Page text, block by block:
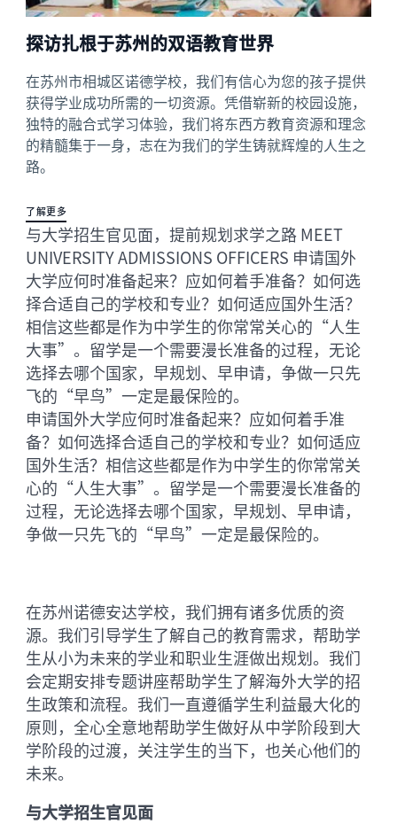
探访扎根于苏州的双语教育世界
在苏州市相城区诺德学校，我们有信心为您的孩子提供
获得学业成功所需的一切资源。凭借崭新的校园设施，
独特的融合式学习体验，我们将东西方教育资源和理念
的精髓集于一身，志在为我们的学生铸就辉煌的人生之
路。
了解更多
与大学招生官见面，提前规划求学之路 MEET
UNIVERSITY ADMISSIONS OFFICERS 申请国外
大学应何时准备起来？应如何着手准备？如何选
择合适自己的学校和专业？如何适应国外生活？
相信这些都是作为中学生的你常常关心的“人生
大事”。留学是一个需要漫长准备的过程，无论
选择去哪个国家，早规划、早申请，争做一只先
飞的“早鸟”一定是最保险的。
申请国外大学应何时准备起来？应如何着手准
备？如何选择合适自己的学校和专业？如何适应
国外生活？相信这些都是作为中学生的你常常关
心的“人生大事”。留学是一个需要漫长准备的
过程，无论选择去哪个国家，早规划、早申请，
争做一只先飞的“早鸟”一定是最保险的。
在苏州诺德安达学校，我们拥有诸多优质的资
源。我们引导学生了解自己的教育需求，帮助学
生从小为未来的学业和职业生涯做出规划。我们
会定期安排专题讲座帮助学生了解海外大学的招
生政策和流程。我们一直遵循学生利益最大化的
原则，全心全意地帮助学生做好从中学阶段到大
学阶段的过渡，关注学生的当下，也关心他们的
未来。
与大学招生官见面